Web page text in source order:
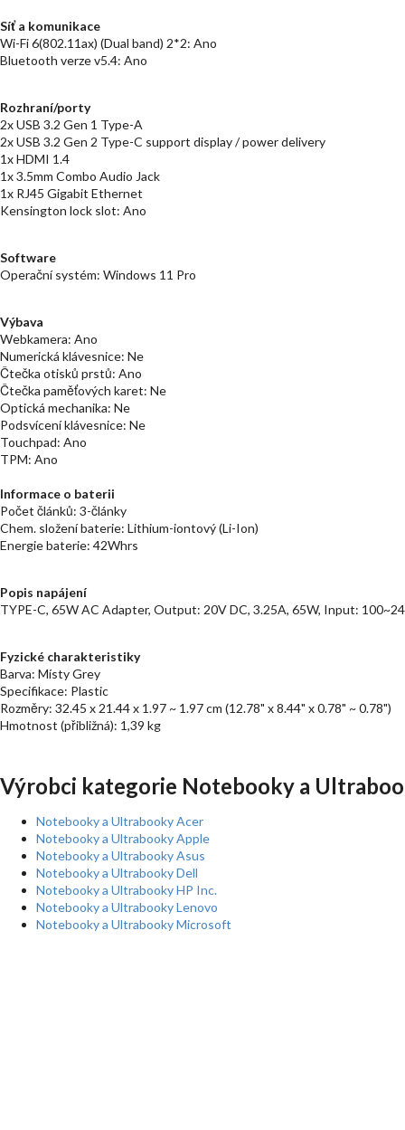
Síť a komunikace
Wi-Fi 6(802.11ax) (Dual band) 2*2: Ano
Bluetooth verze v5.4: Ano
Rozhraní/porty
2x USB 3.2 Gen 1 Type-A
2x USB 3.2 Gen 2 Type-C support display / power delivery
1x HDMI 1.4
1x 3.5mm Combo Audio Jack
1x RJ45 Gigabit Ethernet
Kensington lock slot: Ano
Software
Operační systém: Windows 11 Pro
Výbava
Webkamera: Ano
Numerická klávesnice: Ne
Čtečka otisků prstů: Ano
Čtečka paměťových karet: Ne
Optická mechanika: Ne
Podsvícení klávesnice: Ne
Touchpad: Ano
TPM: Ano
Informace o baterii
Počet článků: 3-články
Chem. složení baterie: Lithium-iontový (Li-Ion)
Energie baterie: 42Whrs
Popis napájení
TYPE-C, 65W AC Adapter, Output: 20V DC, 3.25A, 65W, Input:
Fyzické charakteristiky
Barva: Místy Grey
Specifikace: Plastic
Rozměry: 32.45 x 21.44 x 1.97 ~ 1.97 cm (12.78" x 8.44" x 0.78" ~ 0.78")
Hmotnost (přibližná): 1,39 kg
Výrobci kategorie Notebooky a
Notebooky a Ultrabooky Acer
Notebooky a Ultrabooky Apple
Notebooky a Ultrabooky Asus
Notebooky a Ultrabooky Dell
Notebooky a Ultrabooky HP Inc.
Notebooky a Ultrabooky Lenovo
Notebooky a Ultrabooky Microsoft